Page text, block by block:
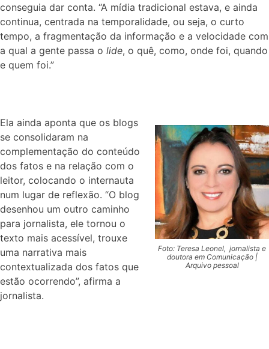
conseguia dar conta. “A mídia tradicional estava, e ainda
continua, centrada na temporalidade, ou seja, o curto
tempo, a fragmentação da informação e a velocidade com
a qual a gente passa o lide, o quê, como, onde foi, quando
e quem foi.”
Foto: Teresa Leonel, jornalista e
doutora em Comunicação |
Arquivo pessoal
Ela ainda aponta que os blogs
se consolidaram na
complementação do conteúdo
dos fatos e na relação com o
leitor, colocando o internauta
num lugar de reflexão. “O blog
desenhou um outro caminho
para jornalista, ele tornou o
texto mais acessível, trouxe
uma narrativa mais
contextualizada dos fatos que
estão ocorrendo”, afirma a
jornalista.